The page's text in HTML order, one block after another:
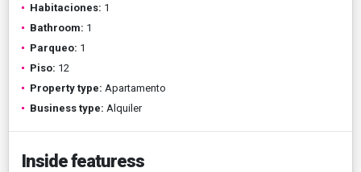
Habitaciones: 1
Bathroom: 1
Parqueo: 1
Piso: 12
Property type: Apartamento
Business type: Alquiler
Inside featuress